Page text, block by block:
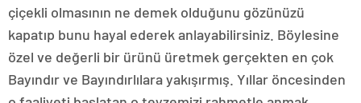
çiçekli olmasının ne demek olduğunu gözünüzü
kapatıp bunu hayal ederek anlayabilirsiniz. Böylesine
özel ve değerli bir ürünü üretmek gerçekten en çok
Bayındır ve Bayındırlılara yakışırmış. Yıllar öncesinden